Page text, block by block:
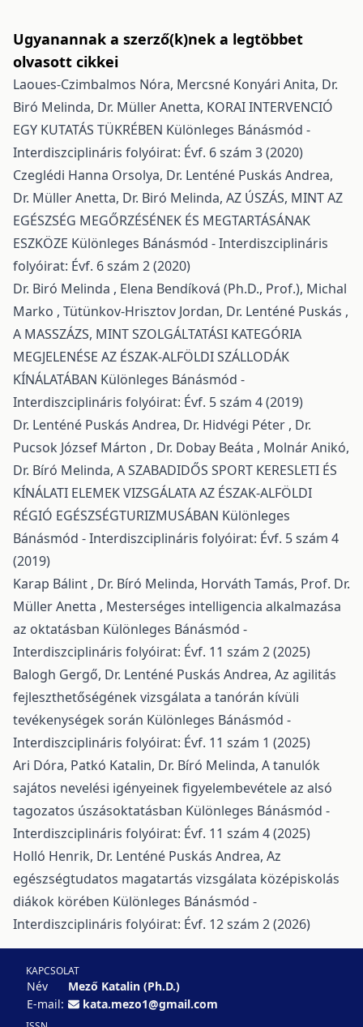
Ugyanannak a szerző(k)nek a legtöbbet
olvasott cikkei
Laoues-Czimbalmos Nóra, Mercsné Konyári Anita, Dr.
Biró Melinda, Dr. Müller Anetta, KORAI INTERVENCIÓ
EGY KUTATÁS TÜKRÉBEN Különleges Bánásmód -
Interdiszciplináris folyóirat: Évf. 6 szám 3 (2020)
Czeglédi Hanna Orsolya, Dr. Lenténé Puskás Andrea,
Dr. Müller Anetta, Dr. Biró Melinda, AZ ÚSZÁS, MINT AZ
EGÉSZSÉG MEGŐRZÉSÉNEK ÉS MEGTARTÁSÁNAK
ESZKÖZE Különleges Bánásmód - Interdiszciplináris
folyóirat: Évf. 6 szám 2 (2020)
Dr. Biró Melinda , Elena Bendíková (Ph.D., Prof.), Michal
Marko , Tütünkov-Hrisztov Jordan, Dr. Lenténé Puskás ,
A MASSZÁZS, MINT SZOLGÁLTATÁSI KATEGÓRIA
MEGJELENÉSE AZ ÉSZAK-ALFÖLDI SZÁLLODÁK
KÍNÁLATÁBAN Különleges Bánásmód -
Interdiszciplináris folyóirat: Évf. 5 szám 4 (2019)
Dr. Lenténé Puskás Andrea, Dr. Hidvégi Péter , Dr.
Pucsok József Márton , Dr. Dobay Beáta , Molnár Anikó,
Dr. Bíró Melinda, A SZABADIDŐS SPORT KERESLETI ÉS
KÍNÁLATI ELEMEK VIZSGÁLATA AZ ÉSZAK-ALFÖLDI
RÉGIÓ EGÉSZSÉGTURIZMUSÁBAN Különleges
Bánásmód - Interdiszciplináris folyóirat: Évf. 5 szám 4
(2019)
Karap Bálint , Dr. Bíró Melinda, Horváth Tamás, Prof. Dr.
Müller Anetta , Mesterséges intelligencia alkalmazása
az oktatásban Különleges Bánásmód -
Interdiszciplináris folyóirat: Évf. 11 szám 2 (2025)
Balogh Gergő, Dr. Lenténé Puskás Andrea, Az agilitás
fejleszthetőségének vizsgálata a tanórán kívüli
tevékenységek során Különleges Bánásmód -
Interdiszciplináris folyóirat: Évf. 11 szám 1 (2025)
Ari Dóra, Patkó Katalin, Dr. Bíró Melinda, A tanulók
sajátos nevelési igényeinek figyelembevétele az alsó
tagozatos úszásoktatásban Különleges Bánásmód -
Interdiszciplináris folyóirat: Évf. 11 szám 4 (2025)
Holló Henrik, Dr. Lenténé Puskás Andrea, Az
egészségtudatos magatartás vizsgálata középiskolás
diákok körében Különleges Bánásmód -
Interdiszciplináris folyóirat: Évf. 12 szám 2 (2026)
KAPCSOLAT
Név
Mező Katalin (Ph.D.)
E-mail:
kata.mezo1@gmail.com